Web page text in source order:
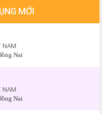
MỚI
NAM
Nai
NAM
Nai